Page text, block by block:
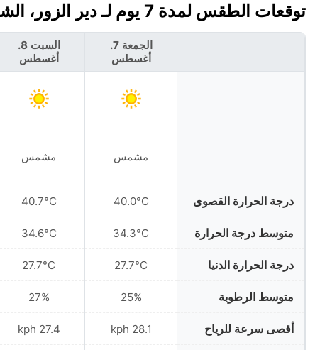
توقعات الطقس لمدة 7 يوم لـ دير الزور، الشام 🇸🇾
درجة الحرارة القصوى
متوسط درجة الحرارة
درجة الحرارة الدنيا
متوسط الرطوبة
أقصى سرعة للرياح
الجمعة 7.
أغسطس
مشمس
40.0°C
34.3°C
27.7°C
25%
28.1 kph
السبت 8.
أغسطس
مشمس
40.7°C
34.6°C
27.7°C
27%
27.4 kph